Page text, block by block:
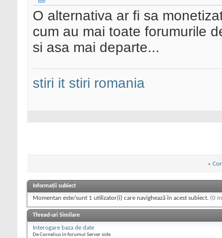
O alternativa ar fi sa
cum au mai toate forumurile
si asa mai departe...
stiri it stiri romania
«
Informații subiect
Momentan este/sunt 1 utilizator(i) care navighează în acest subiect. (0
Thread-uri Similare
Interogare baza de date
De Cornelius în forumul Server side